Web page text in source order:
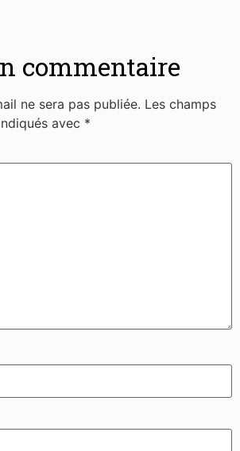
commentaire
ne sera pas publiée. Les champs
avec *